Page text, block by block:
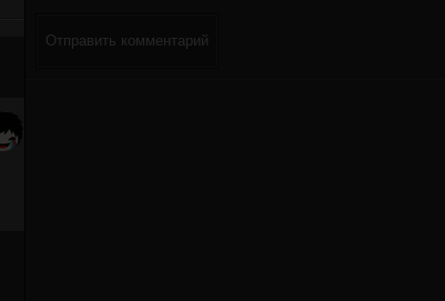
Отправить комментарий